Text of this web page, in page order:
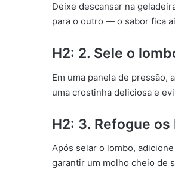
Deixe descansar na
para o outro — o sabor fica
H2: 2. Sele o
Em uma panela de pressão,
uma crostinha deliciosa e
H2: 3. Refogue
Após selar o lombo,
garantir um molho cheio de